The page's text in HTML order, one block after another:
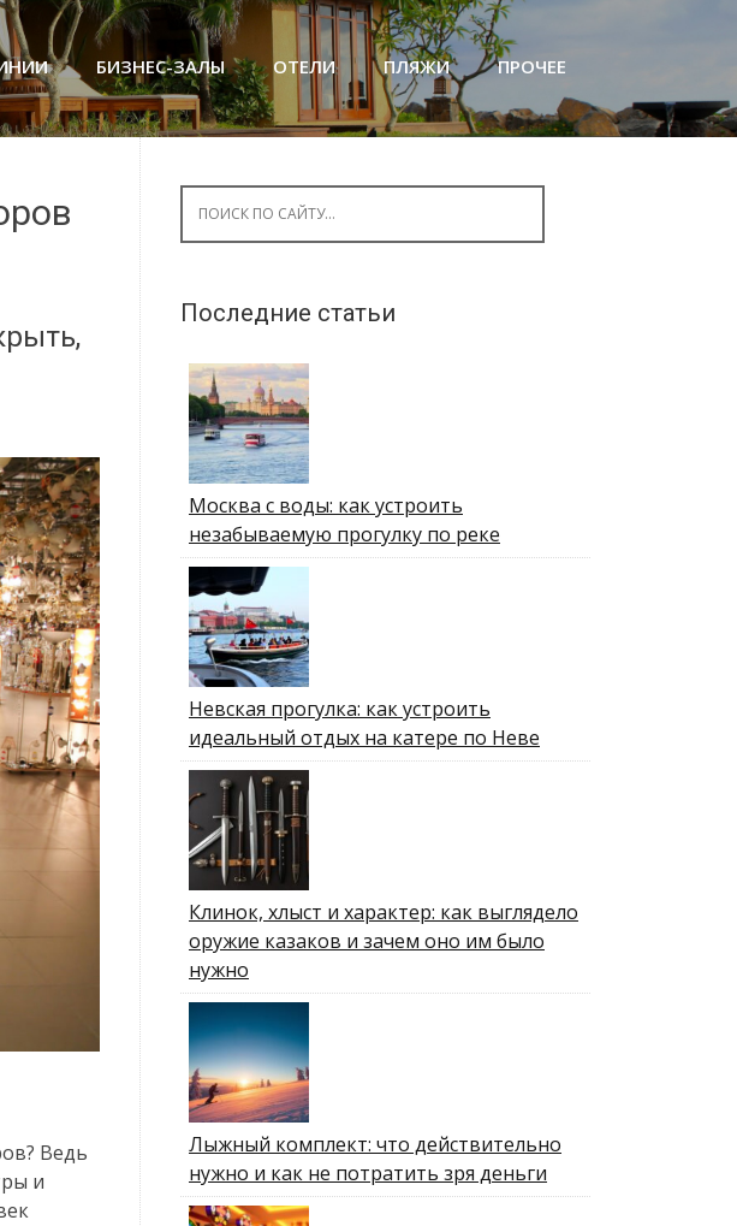
ПРОЧЕЕ
ПЛЯЖИ
ОТЕЛИ
БИЗНЕС-ЗАЛЫ
Ведь
и
Последние статьи
Москва с воды: как устроить
незабываемую прогулку по реке
Невская прогулка: как устроить
идеальный отдых на катере по Неве
Клинок, хлыст и характер: как выглядело
оружие казаков и зачем оно им было
нужно
Лыжный комплект: что действительно
нужно и как не потратить зря деньги